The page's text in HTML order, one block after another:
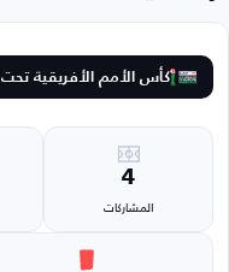
كأس الأمم الأفريقية تحت 17 سنة
4
المشاركات